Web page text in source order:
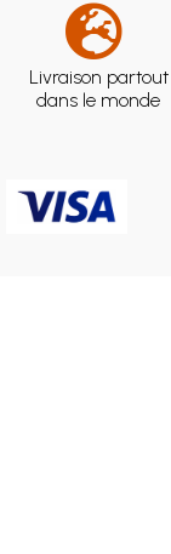
Livraison partout
dans le monde